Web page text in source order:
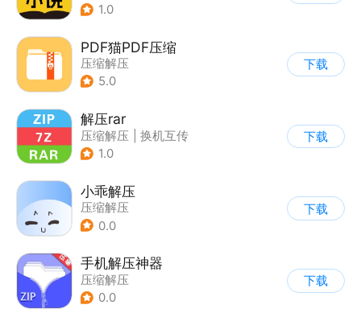
1.0
PDF猫PDF压缩
压缩解压
5.0
下载
解压rar
压缩解压
换机互传
1.0
下载
小乖解压
压缩解压
0.0
下载
手机解压神器
压缩解压
0.0
下载